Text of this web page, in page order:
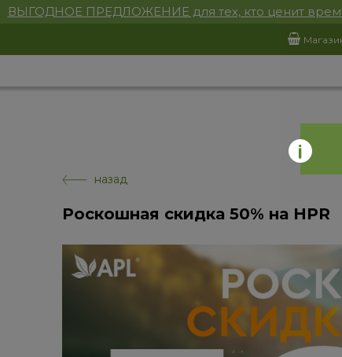
ВЫГОДНОЕ ПРЕДЛОЖЕНИЕ для тех, кто ценит
назад
Роскошная скидка 50% на HPR